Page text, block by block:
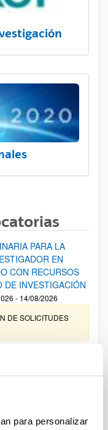
para personalizar
PARA LA
EN
CON RECURSOS
DE INVESTIGACIÓN
- 14/08/2026
DE SOLICITUDES
y renovación de
en la
provisional de
Relación